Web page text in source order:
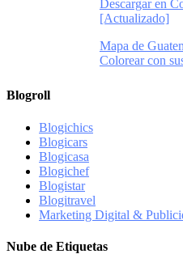
Descargar en
[Actualizado]
Mapa de
Colorear con
Blogroll
Blogichics
Blogicars
Blogicasa
Blogichef
Blogistar
Blogitravel
Marketing Digital &
Nube de Etiquetas